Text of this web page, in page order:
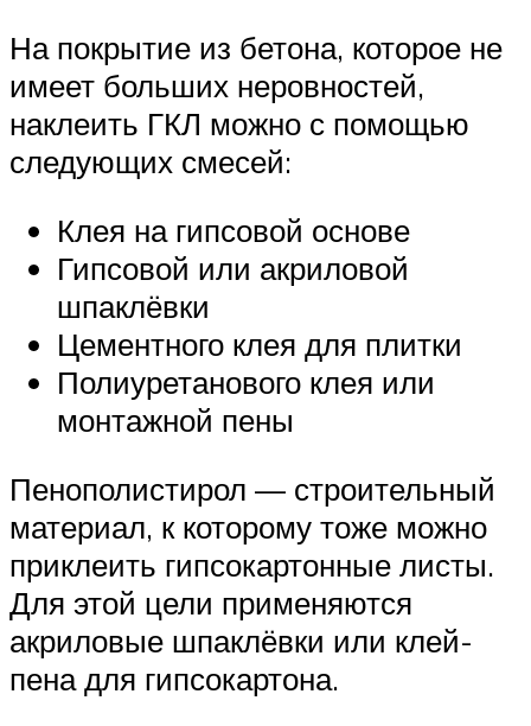
На покрытие из бетона, которое не
имеет больших неровностей,
наклеить ГКЛ можно с помощью
следующих смесей:
Клея на гипсовой основе
Гипсовой или акриловой
шпаклёвки
Цементного клея для плитки
Полиуретанового клея или
монтажной пены
Пенополистирол — строительный
материал, к которому тоже можно
приклеить гипсокартонные листы.
Для этой цели применяются
акриловые шпаклёвки или клей-
пена для гипсокартона.